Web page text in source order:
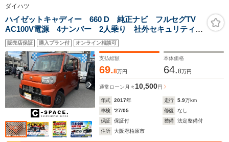
ダイハツ
ハイゼットキャディー 660 D 純正ナビ フルセグTV
AC100V電源 4ナンバー 2人乗り 社外セキュリティ
バックカメラ ETC キーレス アイドリングストッ
プ 両側スライドドア
販売店保証 購入プラン付 オンライン相談可
支払総額
69.8万円
本体価格
64.8万円
通常ローン 月々 10,500円
年式 2017年 走行 5.9万km
車検
'27/05 修復
なし
保証
保証付 整備
法定整備付
住所
大阪府柏原市